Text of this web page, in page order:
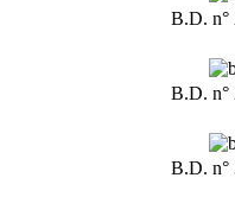
B.D. n°
B.D. n°
B.D. n°